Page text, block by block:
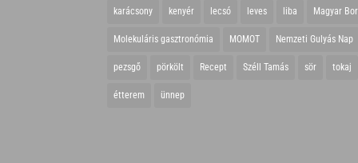
karácsony kenyér lecsó leves liba Magyar
Molekuláris gasztronómia MOMOT Nemzeti Gulyás Nap
pezsgő pörkölt Recept Széll Tamás sör tokaj
étterem ünnep